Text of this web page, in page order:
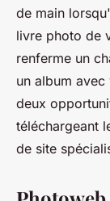
de main
livre photo de
renferme un
un album
deux
téléchargeant
de site